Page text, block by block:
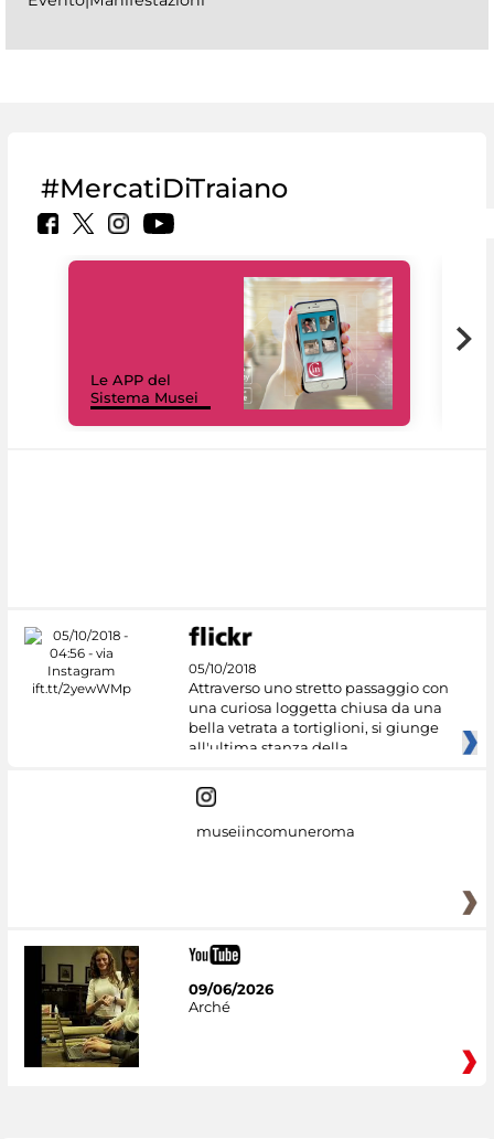
#MercatiDiTraiano
Le APP del
Sistema Musei
05/10/2018
Attraverso uno stretto passaggio con
una curiosa loggetta chiusa da una
bella vetrata a tortiglioni, si giunge
all'ultima stanza della
museiincomuneroma
09/06/2026
Arché